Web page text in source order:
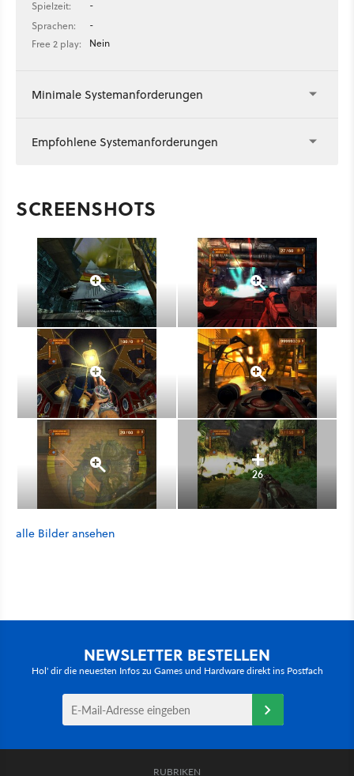
Spielzeit:
-
Sprachen:
-
Free 2 play:
Nein
Minimale Systemanforderungen
Empfohlene Systemanforderungen
SCREENSHOTS
26
alle Bilder ansehen
NEWSLETTER BESTELLEN
Hol' dir die neuesten Infos zu Games und Hardware direkt ins Postfach
RUBRIKEN